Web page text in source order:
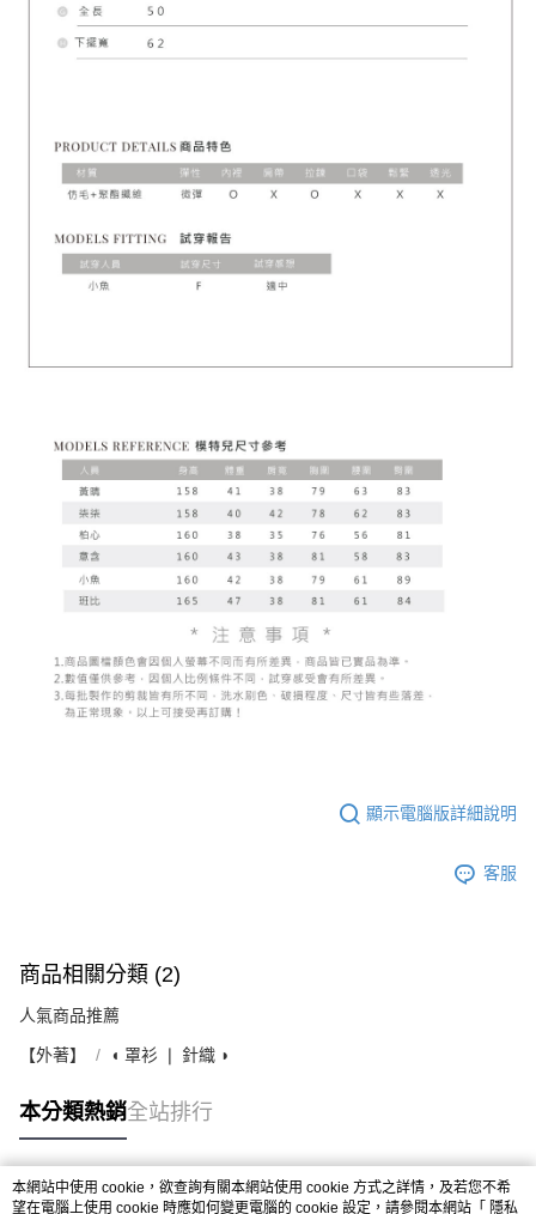
顯示電腦版詳細說明
客服
商品相關分類 (2)
人氣商品推薦
【外著】 ◖ 罩衫 ❘ 針織 ◗
本分類熱銷全站排行
熱門標籤
本網站中使用 cookie，欲查詢有關本網站使用 cookie 方式之詳情，及若您不希
望在電腦上使用 cookie 時應如何變更電腦的 cookie 設定，請參閱本網站「 隱私